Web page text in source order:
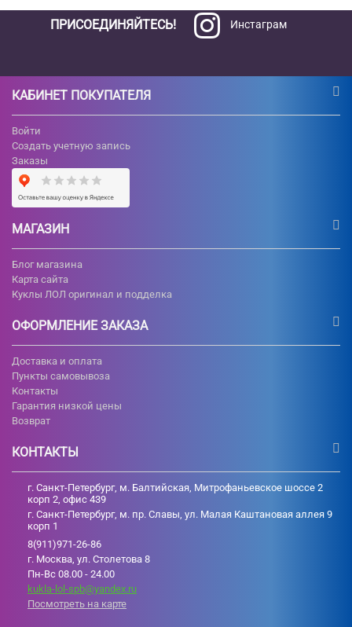
ПРИСОЕДИНЯЙТЕСЬ! Инстаграм
КАБИНЕТ ПОКУПАТЕЛЯ
Войти
Создать учетную запись
Заказы
МАГАЗИН
Блог магазина
Карта сайта
Куклы ЛОЛ оригинал и подделка
ОФОРМЛЕНИЕ ЗАКАЗА
Доставка и оплата
Пункты самовывоза
Контакты
Гарантия низкой цены
Возврат
КОНТАКТЫ
г. Санкт-Петербург, м. Балтийская, Митрофаньевское шоссе 2
корп 2, офис 439
г. Санкт-Петербург, м. пр. Славы, ул. Малая Каштановая аллея 9
корп 1
8(911)971-26-86
г. Москва, ул. Столетова 8
Пн-Вс 08.00 - 24.00
kukla-lol-spb@yandex.ru
Посмотреть на карте